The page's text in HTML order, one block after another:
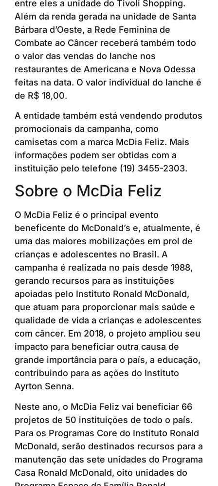
entre eles a unidade do Tivoli Shopping.
Além da renda gerada na unidade de Santa
Bárbara d’Oeste, a Rede Feminina de
Combate ao Câncer receberá também todo
o valor das vendas do lanche nos
restaurantes de Americana e Nova Odessa
feitas na data. O valor individual do lanche é
de R$ 18,00.
A entidade também está vendendo produtos
promocionais da campanha, como
camisetas com a marca McDia Feliz. Mais
informações podem ser obtidas com a
instituição pelo telefone (19) 3455-2303.
Sobre o McDia Feliz
O McDia Feliz é o principal evento
beneficente do McDonald’s e, atualmente, é
uma das maiores mobilizações em prol de
crianças e adolescentes no Brasil. A
campanha é realizada no país desde 1988,
gerando recursos para as instituições
apoiadas pelo Instituto Ronald McDonald,
que atuam para proporcionar mais saúde e
qualidade de vida a crianças e adolescentes
com câncer. Em 2018, o projeto ampliou seu
impacto para beneficiar outra causa de
grande importância para o país, a educação,
contribuindo para as ações do Instituto
Ayrton Senna.
Neste ano, o McDia Feliz vai beneficiar 66
projetos de 50 instituições de todo o país.
Para os Programas Core do Instituto Ronald
McDonald, serão destinados recursos para a
manutenção das sete unidades do Programa
Casa Ronald McDonald, oito unidades do